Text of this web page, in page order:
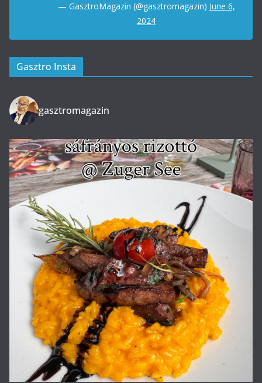
— GasztroMagazin (@gasztromagazin) June 6,
2024
Gasztro Insta
gasztromagazin